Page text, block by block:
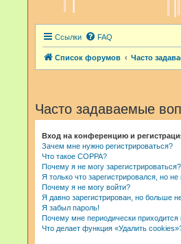
Ссылки FAQ
Список форумов Часто
Часто задаваемые
Вход на конференцию и
Зачем мне нужно регистрироваться?
Что такое COPPA?
Почему я не могу зарегистрироваться?
Я только что зарегистрировался, но не
Почему я не могу войти?
Я давно зарегистрирован, но больше
Я забыл пароль!
Почему мне периодически приходится
Что делает функция «Удалить